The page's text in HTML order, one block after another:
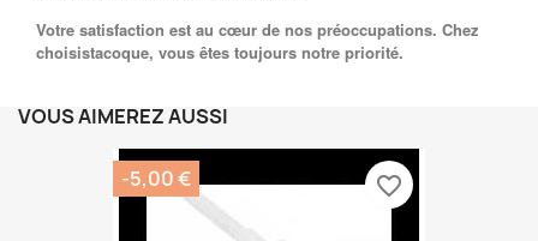
Votre satisfaction est au cœur de nos préoccupations. Chez
choisistacoque, vous êtes toujours notre priorité.
VOUS AIMEREZ AUSSI
-5,00 € favorite_border